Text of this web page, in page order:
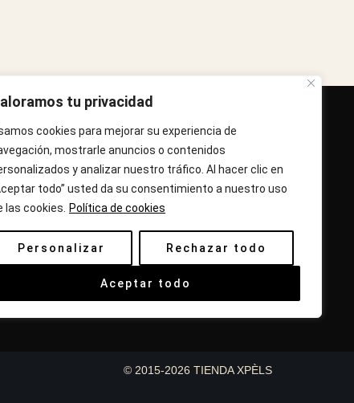
tu privacidad
cookies para mejorar su experiencia de
mostrarle anuncios o contenidos
y analizar nuestro tráfico. Al hacer clic en
todo” usted da su consentimiento a nuestro uso
las cookies.
Política de cookies
Personalizar Rechazar todo
Aceptar todo
XPÈLS
Molins de Rei Nº 3
Barcelona, Cataluña, España
Lun-Vie 09:30h a 13:30h y 16:45h a
: 687 56 05 04
info@tiendaxpels.com
© 2015-2026 TIENDA XPÈLS